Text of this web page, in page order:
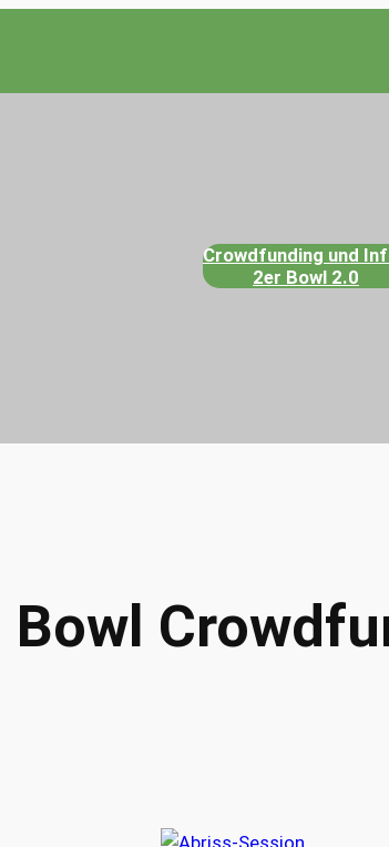
Crowdfunding und
2er Bowl 2.0
Bowl